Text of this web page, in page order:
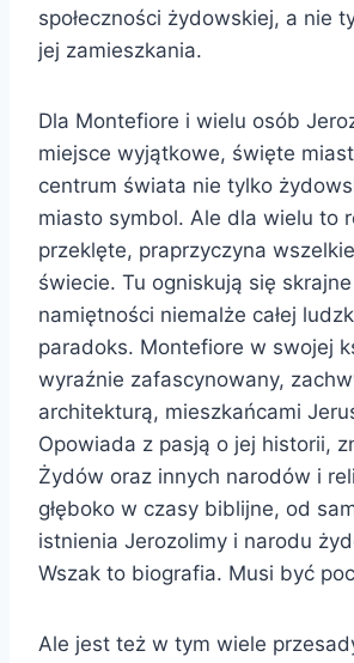
społeczności żydowskiej, a nie
jej zamieszkania.
Dla Montefiore i wielu osób
miejsce wyjątkowe, święte
centrum świata nie tylko
miasto symbol. Ale dla wielu to
przeklęte, praprzyczyna
świecie. Tu ogniskują się
namiętności niemalże całej
paradoks. Montefiore w swojej
wyraźnie zafascynowany,
architekturą, mieszkańcami
Opowiada z pasją o jej historii,
Żydów oraz innych narodów i
głęboko w czasy biblijne, od
istnienia Jerozolimy i narodu
Wszak to biografia. Musi być
Ale jest też w tym wiele